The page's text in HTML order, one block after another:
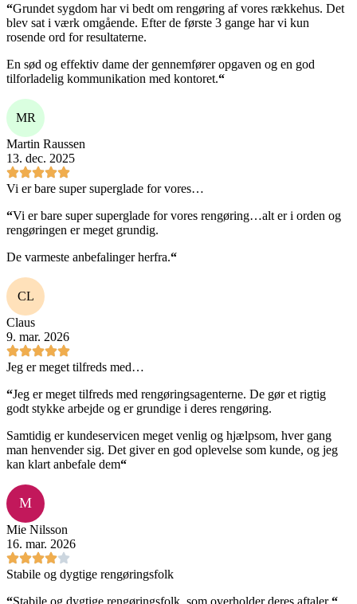
“Grundet sygdom har vi bedt om rengøring af vores rækkehus. Det
blev sat i værk omgående. Efter de første 3 gange har vi kun
rosende ord for resultaterne.
En sød og effektiv dame der gennemfører opgaven og en god
tilforladelig kommunikation med kontoret.“
MR
Martin Raussen
13. dec. 2025
Vi er bare super superglade for vores…
“Vi er bare super superglade for vores rengøring…alt er i orden og
rengøringen er meget grundig.
De varmeste anbefalinger herfra.“
CL
Claus
9. mar. 2026
Jeg er meget tilfreds med…
“Jeg er meget tilfreds med rengøringsagenterne. De gør et rigtig
godt stykke arbejde og er grundige i deres rengøring.
Samtidig er kundeservicen meget venlig og hjælpsom, hver gang
man henvender sig. Det giver en god oplevelse som kunde, og jeg
kan klart anbefale dem“
M
Mie Nilsson
16. mar. 2026
Stabile og dygtige rengøringsfolk
“Stabile og dygtige rengøringsfolk, som overholder deres aftaler“